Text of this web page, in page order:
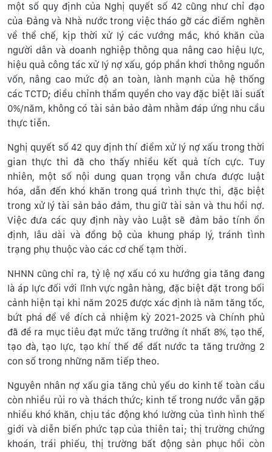
một số quy định của Nghị quyết số 42 cũng như chỉ đạo
của Đảng và Nhà nước trong việc tháo gỡ các điểm nghẽn
về thể chế, kịp thời xử lý các vướng mắc, khó khăn của
người dân và doanh nghiệp thông qua nâng cao hiệu lực,
hiệu quả công tác xử lý nợ xấu, góp phần khơi thông nguồn
vốn, nâng cao mức độ an toàn, lành mạnh của hệ thống
các TCTD; điều chỉnh thẩm quyền cho vay đặc biệt lãi suất
0%/năm, không có tài sản bảo đảm nhằm đáp ứng nhu cầu
thực tiễn.
Nghị quyết số 42 quy định thí điểm xử lý nợ xấu trong thời
gian thực thi đã cho thấy nhiều kết quả tích cực. Tuy
nhiên, một số nội dung quan trọng vẫn chưa được luật
hóa, dẫn đến khó khăn trong quá trình thực thi, đặc biệt
trong xử lý tài sản bảo đảm, thu giữ tài sản và thu hồi nợ.
Việc đưa các quy định này vào Luật sẽ đảm bảo tính ổn
định, lâu dài và đồng bộ của khung pháp lý, tránh tình
trạng phụ thuộc vào các cơ chế tạm thời.
NHNN cũng chỉ ra, tỷ lệ nợ xấu có xu hướng gia tăng đang
là áp lực đối với lĩnh vực ngân hàng, đặc biệt đặt trong bối
cảnh hiện tại khi năm 2025 được xác định là năm tăng tốc,
bứt phá để về đích cả nhiệm kỳ 2021-2025 và Chính phủ
đã đề ra mục tiêu đạt mức tăng trưởng ít nhất 8%, tạo thế,
tạo đà, tạo lực, tạo khí thế để đất nước ta tăng trưởng 2
con số trong những năm tiếp theo.
Nguyên nhân nợ xấu gia tăng chủ yếu do kinh tế toàn cầu
còn nhiều rủi ro và thách thức; kinh tế trong nước vẫn gặp
nhiều khó khăn, chịu tác động khó lường của tình hình thế
giới và diễn biến phức tạp của thiên tai; thị trường chứng
khoán, trái phiếu, thị trường bất động sản phục hồi còn